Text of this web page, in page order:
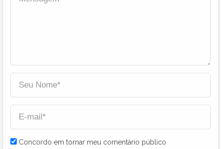
Concordo em tornar meu comentário público